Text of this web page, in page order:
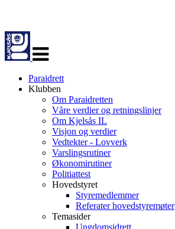
navigasjon
Paraidrett
Klubben
Om Paraidretten
Våre verdier og retningslinjer
Om Kjelsås IL
Visjon og verdier
Vedtekter - Lovverk
Varslingsrutiner
Økonomirutiner
Politiattest
Hovedstyret
Styremedlemmer
Referater hovedstyremøter
Temasider
Ungdomsidrett